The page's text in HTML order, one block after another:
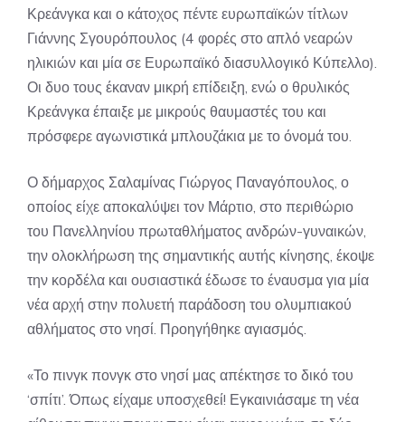
Κρεάνγκα και ο κάτοχος πέντε ευρωπαϊκών τίτλων
Γιάννης Σγουρόπουλος (4 φορές στο απλό νεαρών
ηλικιών και μία σε Ευρωπαϊκό διασυλλογικό Κύπελλο).
Οι δυο τους έκαναν μικρή επίδειξη, ενώ ο θρυλικός
Κρεάνγκα έπαιξε με μικρούς θαυμαστές του και
πρόσφερε αγωνιστικά μπλουζάκια με το όνομά του.
Ο δήμαρχος Σαλαμίνας Γιώργος Παναγόπουλος, ο
οποίος είχε αποκαλύψει τον Μάρτιο, στο περιθώριο
του Πανελληνίου πρωταθλήματος ανδρών-γυναικών,
την ολοκλήρωση της σημαντικής αυτής κίνησης, έκοψε
την κορδέλα και ουσιαστικά έδωσε το έναυσμα για μία
νέα αρχή στην πολυετή παράδοση του ολυμπιακού
αθλήματος στο νησί. Προηγήθηκε αγιασμός.
«Το πινγκ πονγκ στο νησί μας απέκτησε το δικό του
‘σπίτι’. Όπως είχαμε υποσχεθεί! Εγκαινιάσαμε τη νέα